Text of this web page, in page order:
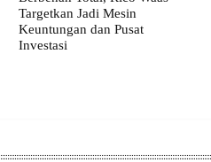
Targetkan Jadi Mesin
Keuntungan dan Pusat
Investasi